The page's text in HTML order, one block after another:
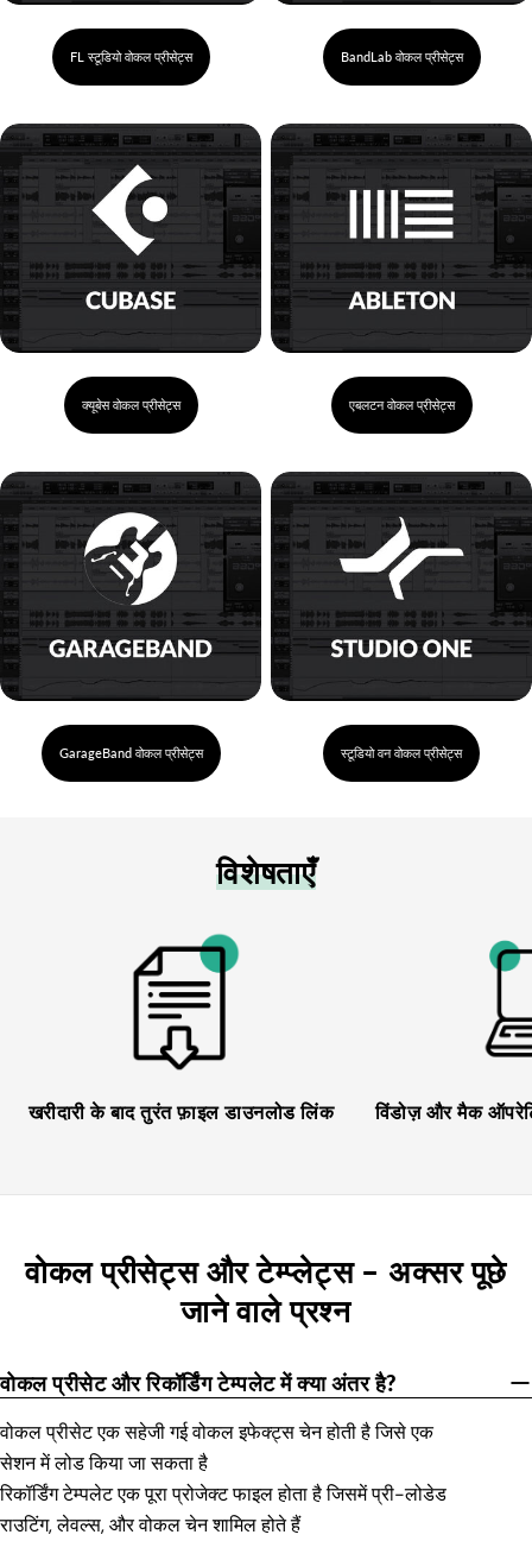
FL स्टूडियो वोकल प्रीसेट्स BandLab वोकल प्रीसेट्स
क्यूबेस वोकल प्रीसेट्स एबलटन वोकल प्रीसेट्स
GarageBand वोकल प्रीसेट्स स्टूडियो वन वोकल प्रीसेट्स
विशेषताएँ
खरीदारी के बाद तुरंत फ़ाइल डाउनलोड लिंक विंडोज़ और मैक
वोकल प्रीसेट्स और टेम्प्लेट्स – अक्सर पूछे
जाने वाले प्रश्न
वोकल प्रीसेट और रिकॉर्डिंग टेम्पलेट में क्या अंतर है?
वोकल प्रीसेट एक सहेजी गई वोकल इफेक्ट्स चेन होती है जिसे एक
सेशन में लोड किया जा सकता है
रिकॉर्डिंग टेम्पलेट एक पूरा प्रोजेक्ट फाइल होता है जिसमें प्री-लोडेड
राउटिंग, लेवल्स, और वोकल चेन शामिल होते हैं